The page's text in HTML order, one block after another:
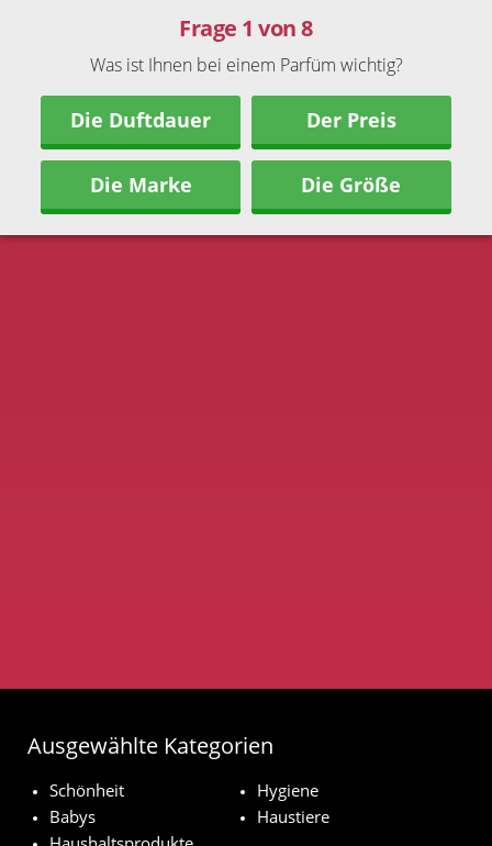
Frage 1 von 8
Was ist Ihnen bei einem Parfüm wichtig?
Die Duftdauer Der Preis
Die Marke Die Größe
Ausgewählte Kategorien
Schönheit
Hygiene
Babys
Haustiere